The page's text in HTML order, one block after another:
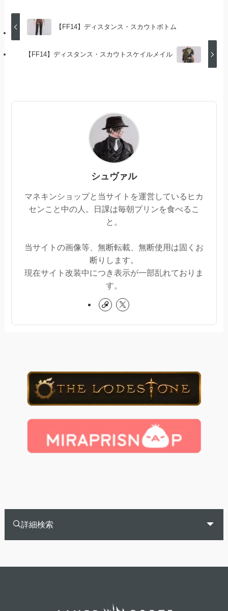
【FF14】ディスタンス・スカウトボトム
【FF14】ディスタンス・スカウトスケイルメイル
シュヴァル
マネキンショップと当サイトを運営しているヒカ
センこと中の人。日課は毎朝プリンを食べるこ
と。
当サイトの画像等、無断転載、無断使用は固くお
断りします。
現在サイト改装中につき表示が一部乱れておりま
す。
詳細検索